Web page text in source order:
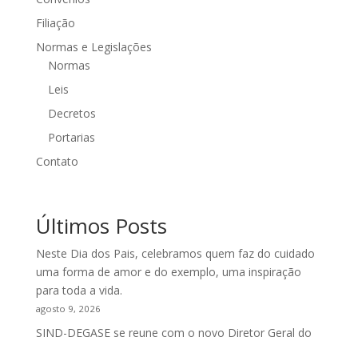
Filiação
Normas e Legislações
Normas
Leis
Decretos
Portarias
Contato
Últimos Posts
Neste Dia dos Pais, celebramos quem faz do cuidado
uma forma de amor e do exemplo, uma inspiração
para toda a vida.
agosto 9, 2026
SIND-DEGASE se reune com o novo Diretor Geral do